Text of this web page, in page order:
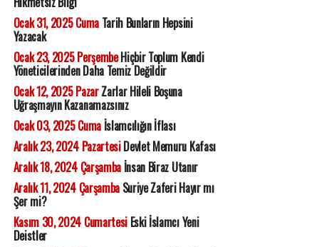
Ocak 31, 2025 CumaTarih Bunların Hepsini
Yazacak
Ocak 23, 2025 PerşembeHiçbir Toplum Kendi
Yöneticilerinden Daha Temiz Değildir
Ocak 12, 2025 PazarZarlar Hileli Boşuna
Uğraşmayın Kazanamazsınız
Ocak 03, 2025 Cumaİslamcılığın İflası
Aralık 23, 2024 PazartesiDevlet Memuru Kafası
Aralık 18, 2024 Çarşambaİnsan Biraz Utanır
Aralık 11, 2024 ÇarşambaSuriye Zaferi Hayır mı
Şer mi?
Kasım 30, 2024 CumartesiEski İslamcı Yeni
Deistler